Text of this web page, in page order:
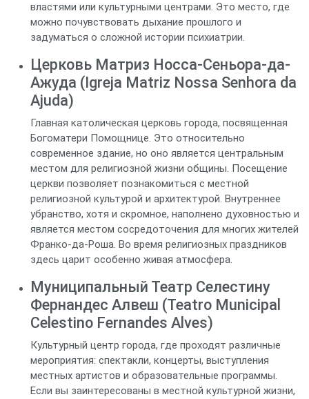
властями или культурными центрами. Это место, где
можно почувствовать дыхание прошлого и
задуматься о сложной истории психиатрии.
Церковь Матриз Носса-Сеньора-да-
Ажуда (Igreja Matriz Nossa Senhora da
Ajuda)
Главная католическая церковь города, посвященная
Богоматери Помощнице. Это относительно
современное здание, но оно является центральным
местом для религиозной жизни общины. Посещение
церкви позволяет познакомиться с местной
религиозной культурой и архитектурой. Внутреннее
убранство, хотя и скромное, наполнено духовностью и
является местом сосредоточения для многих жителей
Франко-да-Роша. Во время религиозных праздников
здесь царит особенно живая атмосфера.
Муниципальный Театр Селестину
Фернандес Алвеш (Teatro Municipal
Celestino Fernandes Alves)
Культурный центр города, где проходят различные
мероприятия: спектакли, концерты, выступления
местных артистов и образовательные программы.
Если вы заинтересованы в местной культурной жизни,